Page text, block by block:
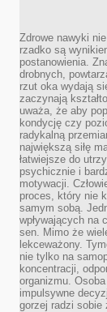
Zdrowe nawyki
rzadko są
postanowienia.
drobnych,
rzut oka wydają
zaczynają
uważa, że aby
kondycję czy
radykalną
największą siłę
łatwiejsze do
psychicznie i
motywacji.
proces, który nie
samym sobą.
wpływających na
sen. Mimo że
lekceważony.
nie tylko na
koncentracji,
organizmu.
impulsywne
gorzej radzi sobie